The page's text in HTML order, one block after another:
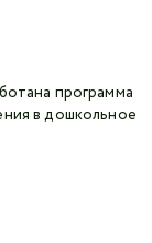
программа
в дошкольное